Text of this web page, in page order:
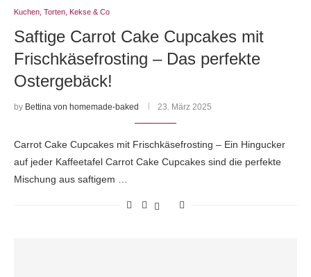
Kuchen, Torten, Kekse & Co
Saftige Carrot Cake Cupcakes mit
Frischkäsefrosting – Das perfekte
Ostergebäck!
by Bettina von homemade-baked 23. März 2025
Carrot Cake Cupcakes mit Frischkäsefrosting – Ein Hingucker
auf jeder Kaffeetafel Carrot Cake Cupcakes sind die perfekte
Mischung aus saftigem …